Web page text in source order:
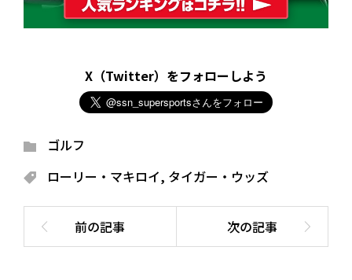
X（Twitter）をフォローしよう
ゴルフ
ローリー・マキロイ, タイガー・ウッズ